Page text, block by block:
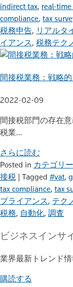
indirect tax, real-
compliance, tax
税務申告, リアルタ
イアンス, 税務テク
間接税業務：戦略
2022-02-09
間接税部門の存在
税業…
さらに読む
Posted in カテゴリ
接税
Tagged #vat,
tax compliance, tax
プライアンス, テク
税務, 自動化, 調査
ビジネスインサ
業界最新トレンド
購読する